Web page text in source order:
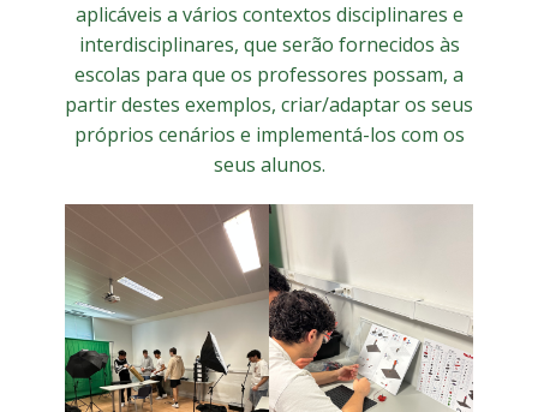
aplicáveis a vários contextos disciplinares e
interdisciplinares, que serão fornecidos às
escolas para que os professores possam, a
partir destes exemplos, criar/adaptar os seus
próprios cenários e implementá-los com os
seus alunos.